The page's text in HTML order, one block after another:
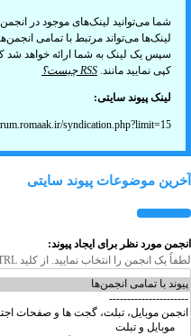
لینک‌ها می‌تواند مرتبط با تمامی
کپی نمایید مانند. RSS چیست؟
لینک پیوند سایتی:
syndication.php?limit=15
آخرین موضوعات پیوند سایتی
انجمن مورد نظر برای ایجاد پیوند:
لطفاً یک انجمن را انتخاب نمایید. از کلید CTRL برای انتخاب چندگانه‌ی انجمن‌ها استفاده کنید.